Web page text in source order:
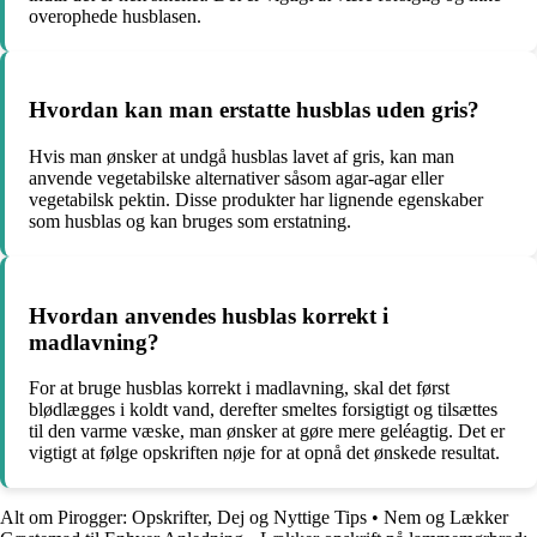
overophede husblasen.
Hvordan kan man erstatte husblas uden gris?
Hvis man ønsker at undgå husblas lavet af gris, kan man
anvende vegetabilske alternativer såsom agar-agar eller
vegetabilsk pektin. Disse produkter har lignende egenskaber
som husblas og kan bruges som erstatning.
Hvordan anvendes husblas korrekt i
madlavning?
For at bruge husblas korrekt i madlavning, skal det først
blødlægges i koldt vand, derefter smeltes forsigtigt og tilsættes
til den varme væske, man ønsker at gøre mere geléagtig. Det er
vigtigt at følge opskriften nøje for at opnå det ønskede resultat.
Alt om Pirogger: Opskrifter, Dej og Nyttige Tips • Nem og Lækker